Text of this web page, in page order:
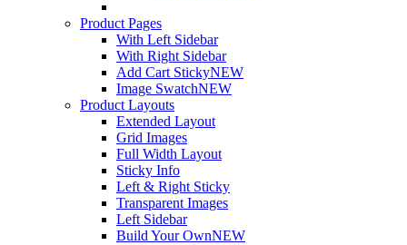
Product Pages
With Left Sidebar
With Right Sidebar
Add Cart StickyNEW
Image SwatchNEW
Product Layouts
Extended Layout
Grid Images
Full Width Layout
Sticky Info
Left & Right Sticky
Transparent Images
Left Sidebar
Build Your OwnNEW